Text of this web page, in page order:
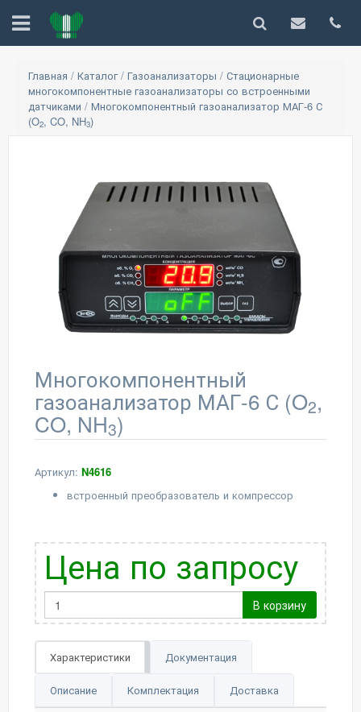
Главная / Каталог/ Газоанализаторы / Стационарные
многокомпонентные газоанализаторы со встроенными
датчиками / Многокомпонентный газоанализатор МАГ-6 С
(O2, CO, NH3)
Многокомпонентный
газоанализатор МАГ-6 С (O2,
CO, NH3)
Артикул: N4616
встроенный преобразователь и компрессор
Цена по запросу
В корзину
Характеристики Документация
Описание Комплектация Доставка